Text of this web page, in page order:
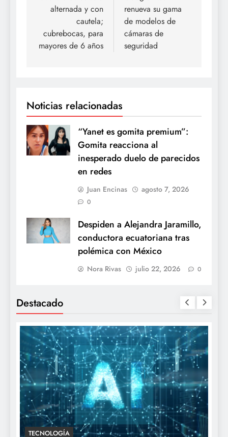
entradas
alternada y con
cautela;
cubrebocas, para
mayores de 6 años
renueva su gama
de modelos de
cámaras de
seguridad
Noticias relacionadas
“Yanet es gomita premium”:
Gomita reacciona al
inesperado duelo de parecidos
en redes
Juan Encinas agosto 7, 2026
0
Despiden a Alejandra Jaramillo,
conductora ecuatoriana tras
polémica con México
Nora Rivas julio 22, 2026 0
Destacado
TECNOLOGÍA